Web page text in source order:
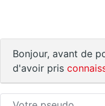
Bonjour, avant de
d'avoir pris